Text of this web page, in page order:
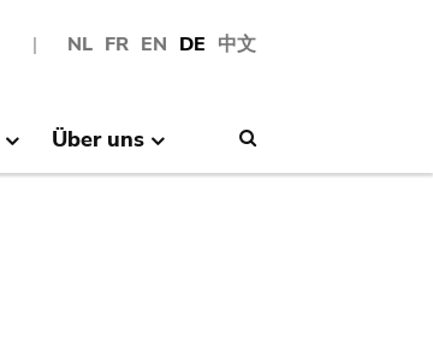
NL FR EN DE 中文
Über uns